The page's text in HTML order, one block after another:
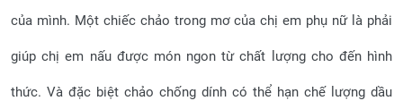
của mình. Một chiếc chảo trong mơ của chị em phụ nữ là phải
giúp chị em nấu được món ngon từ chất lượng cho đến hình
thức. Và đặc biệt chảo chống dính có thể hạn chế lượng dầu